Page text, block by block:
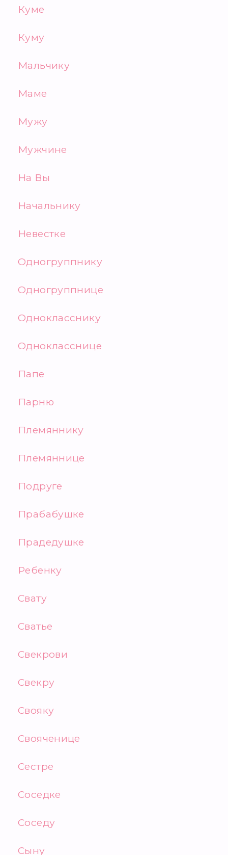
Куме
Куму
Мальчику
Маме
Мужу
Мужчине
На Вы
Начальнику
Невестке
Одногруппнику
Одногруппнице
Однокласснику
Однокласснице
Папе
Парню
Племяннику
Племяннице
Подруге
Прабабушке
Прадедушке
Ребенку
Свату
Сватье
Свекрови
Свекру
Свояку
Свояченице
Сестре
Соседке
Соседу
Сыну